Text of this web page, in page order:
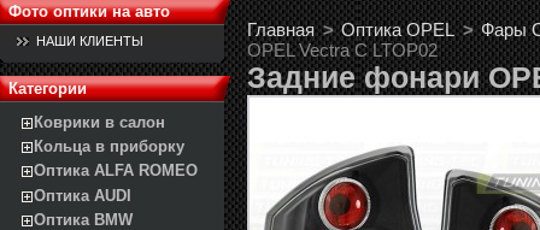
Фото оптики на авто
НАШИ КЛИЕНТЫ
Категории
Коврики в салон
Кольца в приборку
Оптика ALFA ROMEO
Оптика AUDI
Оптика BMW
Главная > Оптика OPEL > Фары
OPEL Vectra C LTOP02
Задние фонари